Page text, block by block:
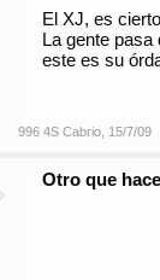
El XJ, es
La gente
este es su
996 4S Cabrio 15/7/09
Otro que